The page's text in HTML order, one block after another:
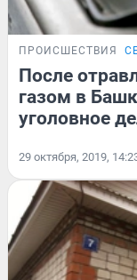
ПРОИСШЕСТВИЯ
После
газом в
уголовное
29 октября, 2019,